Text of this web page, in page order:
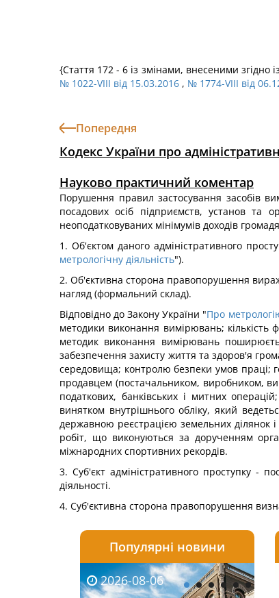
{Стаття 172 - 6 із змінами, внесеними згідно
№ 1022-VIII від 15.03.2016 , № 1774-VIII від
Попередня
Кодекс України про
Науково практичний коментар
Порушення правил застосування засобів
посадових осіб підприємств, установ та
неоподатковуваних мінімумів доходів
1. Об'єктом даного адміністративного
метрологічну діяльність").
2. Об'єктивна сторона правопорушення
нагляд (формальний склад).
Відповідно до Закону України "Про
методики виконання вимірювань; кількість
методик виконання вимірювань
забезпечення захисту життя та здоров'я
середовища; контролю безпеки умов праці;
продавцем (постачальником, виробником,
податкових, банківських і митних
винятком внутрішнього обліку, який
державною реєстрацією земельних ділянок і
робіт, що виконуються за дорученням
міжнародних спортивних рекордів.
3. Суб'єкт адміністративного проступку -
діяльності.
4. Суб'єктивна сторона правопорушення
Популярні новини
2026-08-06
2026-08-03